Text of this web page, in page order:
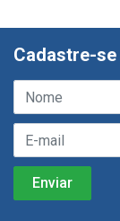
Cadastre-